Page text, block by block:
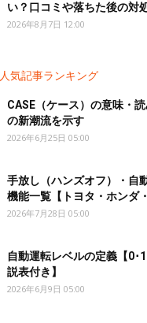
い？口コミや落ちた後の対
2026年8月7日 12:00
人気記事ランキング
CASE（ケース）の意味・
の新潮流を示す
2026年6月25日 05:00
手放し（ハンズオフ）・自
機能一覧【トヨタ・ホンダ
2026年7月28日 05:00
自動運転レベルの定義【0･
説表付き】
2026年6月9日 05:00